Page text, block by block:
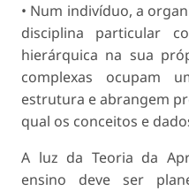
• Num indivíduo, a
disciplina particular
hierárquica na sua
complexas ocupam
estrutura e abrangem
qual os conceitos e
A luz da Teoria da
ensino deve ser